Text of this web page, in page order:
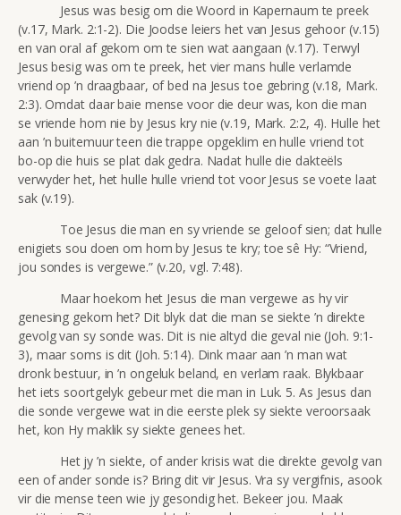
Jesus was besig om die Woord in Kapernaum te preek
(v.17, Mark. 2:1-2). Die Joodse leiers het van Jesus gehoor (v.15)
en van oral af gekom om te sien wat aangaan (v.17). Terwyl
Jesus besig was om te preek, het vier mans hulle verlamde
vriend op ’n draagbaar, of bed na Jesus toe gebring (v.18, Mark.
2:3). Omdat daar baie mense voor die deur was, kon die man
se vriende hom nie by Jesus kry nie (v.19, Mark. 2:2, 4). Hulle het
aan ’n buitemuur teen die trappe opgeklim en hulle vriend tot
bo-op die huis se plat dak gedra. Nadat hulle die dakteëls
verwyder het, het hulle hulle vriend tot voor Jesus se voete laat
sak (v.19).
Toe Jesus die man en sy vriende se geloof sien; dat hulle
enigiets sou doen om hom by Jesus te kry; toe sê Hy: “Vriend,
jou sondes is vergewe.” (v.20, vgl. 7:48).
Maar hoekom het Jesus die man vergewe as hy vir
genesing gekom het? Dit blyk dat die man se siekte ’n direkte
gevolg van sy sonde was. Dit is nie altyd die geval nie (Joh. 9:1-
3), maar soms is dit (Joh. 5:14). Dink maar aan ’n man wat
dronk bestuur, in ’n ongeluk beland, en verlam raak. Blykbaar
het iets soortgelyk gebeur met die man in Luk. 5. As Jesus dan
die sonde vergewe wat in die eerste plek sy siekte veroorsaak
het, kon Hy maklik sy siekte genees het.
Het jy ’n siekte, of ander krisis wat die direkte gevolg van
een of ander sonde is? Bring dit vir Jesus. Vra sy vergifnis, asook
vir die mense teen wie jy gesondig het. Bekeer jou. Maak